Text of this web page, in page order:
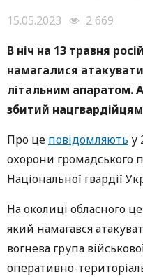
15.05.2023
2 669
В ніч на 13 травня
намагалися
літальним апаратом.
збитий
Про це повідомляють у
охорони громадського
Національної гвардії
На околиці обласного
який намагався
вогнева група
оперативно-